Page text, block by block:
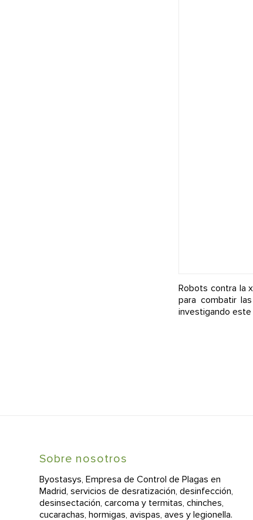
Robots contra la
para combatir
investigando este
Sobre nosotros
Byostasys, Empresa de Control de Plagas en
Madrid, servicios de desratización, desinfección,
desinsectación, carcoma y termitas, chinches,
cucarachas, hormigas, avispas, aves y legionella.